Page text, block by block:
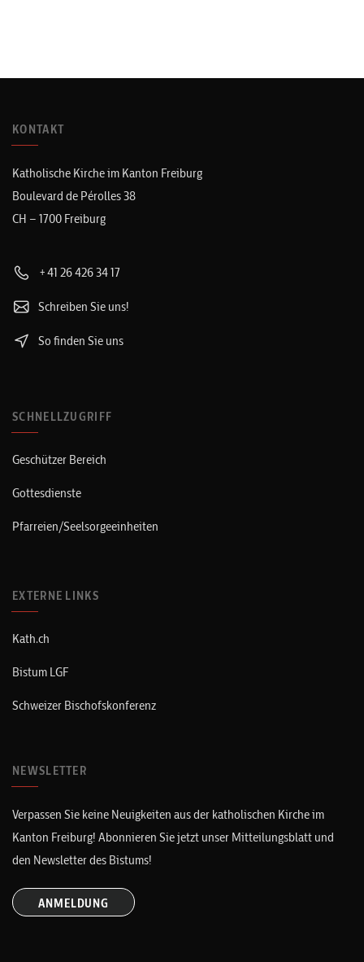
KONTAKT
Katholische Kirche im Kanton Freiburg
Boulevard de Pérolles 38
CH – 1700 Freiburg
+41 26 426 34 17
Schreiben Sie uns!
So finden Sie uns
SCHNELLZUGRIFF
Geschützer Bereich
Gottesdienste
Pfarreien/Seelsorgeeinheiten
EXTERNE LINKS
Kath.ch
Bistum LGF
Schweizer Bischofskonferenz
NEWSLETTER
Verpassen Sie keine Neuigkeiten aus der katholischen Kirche im
Kanton Freiburg! Abonnieren Sie jetzt unser Mitteilungsblatt und
den Newsletter des Bistums!
ANMELDUNG